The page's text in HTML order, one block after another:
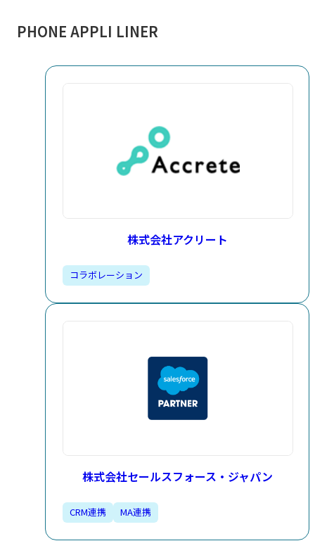
PHONE APPLI LINER​
株式会社アクリート
コラボレーション
株式会社セールスフォース・ジャパン
CRM連携​ MA連携​